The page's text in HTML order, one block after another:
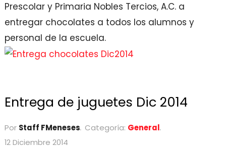
Prescolar y Primaria Nobles Tercios, A.C. a
entregar chocolates a todos los alumnos y
personal de la escuela.
Entrega de juguetes Dic 2014
Por Staff FMeneses Categoría: General
12 Diciembre 2014